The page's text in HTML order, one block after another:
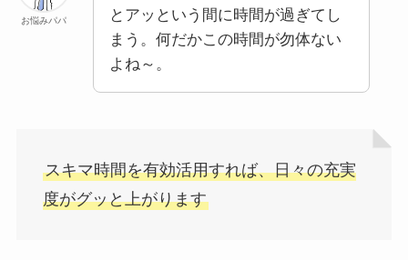
お悩みパパ
とアッという間に時間が過ぎてし
まう。何だかこの時間が勿体ない
よね～。
スキマ時間を有効活用すれば、日々の充実
度がグッと上がります